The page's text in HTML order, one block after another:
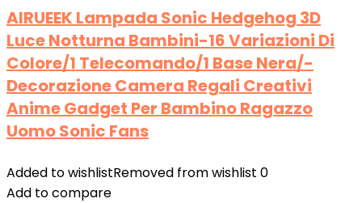
AIRUEEK Lampada Sonic Hedgehog 3D
Luce Notturna Bambini-16 Variazioni Di
Colore/1 Telecomando/1 Base Nera/-
Decorazione Camera Regali Creativi
Anime Gadget Per Bambino Ragazzo
Uomo Sonic Fans
Added to wishlistRemoved from wishlist 0
Add to compare